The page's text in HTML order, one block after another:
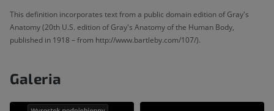
This definition incorporates text from a public domain edition of Gray's
Anatomy (20th U.S. edition of Gray's Anatomy of the Human Body,
published in 1918 – from http://www.bartleby.com/107/).
Galeria